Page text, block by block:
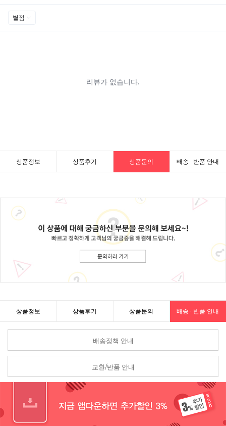
상품정보 상품후기 상품문의 배송 · 반품 안내
상품정보 상품후기 상품문의 배송 · 반품 안내
배송정책 안내
교환/반품 안내